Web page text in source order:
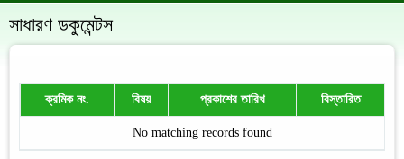
সাধারণ ডকুমেন্টস
ক্রমিক নং. বিষয় প্রকাশের তারিখ বিস্তারিত
No matching records found